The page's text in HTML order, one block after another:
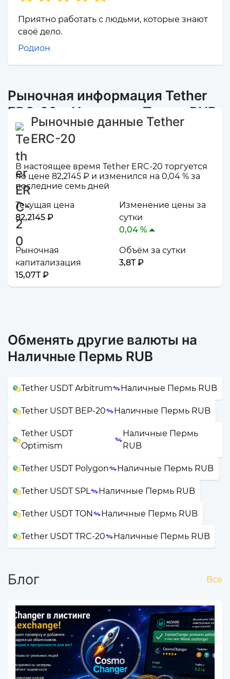
Приятно работать с людьми, которые знают
своё дело.
Родион
Рыночная информация Tether
ERC-20 и Наличные Пермь RUB
Рыночные данные Tether
ERC-20
В настоящее время Tether ERC-20 торгуется
по цене 82,2145 ₽ и изменился на 0,04 % за
последние семь дней
Текущая цена
82,2145 ₽
Изменение цены за
сутки
0,04 %
Рыночная
капитализация
15,07T ₽
Объём за сутки
3,8T ₽
Обменять другие валюты на
Наличные Пермь RUB
Tether USDT Arbitrum Наличные Пермь RUB
Tether USDT BEP-20 Наличные Пермь RUB
Tether USDT
Optimism
Наличные Пермь
RUB
Tether USDT Polygon Наличные Пермь RUB
Tether USDT SPL Наличные Пермь RUB
Tether USDT TON Наличные Пермь RUB
Tether USDT TRC-20 Наличные Пермь RUB
Блог Все